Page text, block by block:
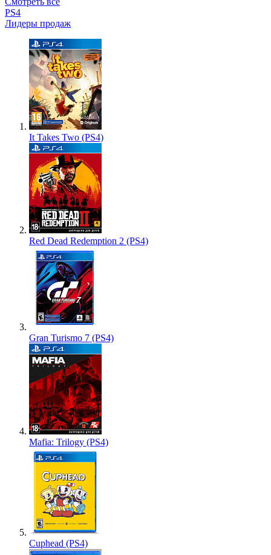
PS4
Лидеры продаж
It Takes Two (PS4)
Red Dead Redemption 2 (PS4)
Gran Turismo 7 (PS4)
Mafia: Trilogy (PS4)
Cuphead (PS4)